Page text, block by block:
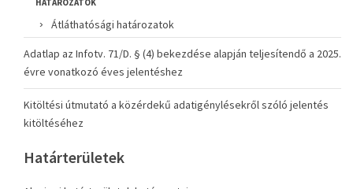
HATÁROZATOK
Átláthatósági határozatok
Adatlap az Infotv. 71/D. § (4) bekezdése alapján teljesítendő a 2025.
évre vonatkozó éves jelentéshez
Kitöltési útmutató a közérdekű adatigénylésekről szóló jelentés
kitöltéséhez
Határterületek